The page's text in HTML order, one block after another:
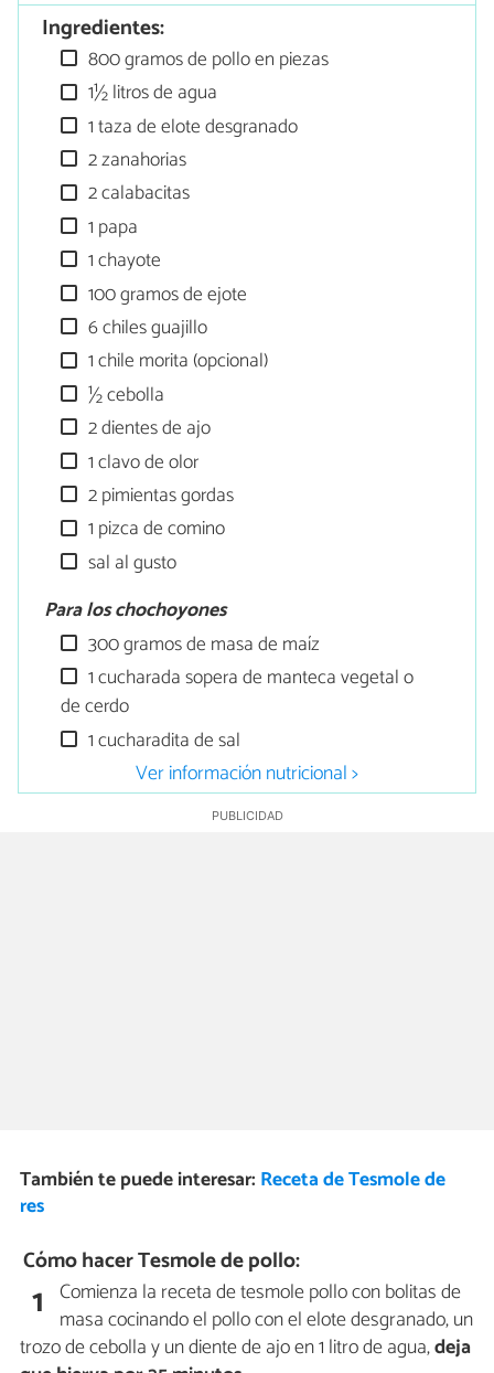
Ingredientes:
800 gramos de pollo en piezas
1½ litros de agua
1 taza de elote desgranado
2 zanahorias
2 calabacitas
1 papa
1 chayote
100 gramos de ejote
6 chiles guajillo
1 chile morita (opcional)
½ cebolla
2 dientes de ajo
1 clavo de olor
2 pimientas gordas
1 pizca de comino
sal al gusto
Para los chochoyones
300 gramos de masa de maíz
1 cucharada sopera de manteca vegetal o
de cerdo
1 cucharadita de sal
Ver información nutricional >
También te puede interesar: Receta de Tesmole de
res
Cómo hacer Tesmole de pollo:
1 Comienza la receta de tesmole pollo con bolitas de
masa cocinando el pollo con el elote desgranado, un
trozo de cebolla y un diente de ajo en 1 litro de agua,deja